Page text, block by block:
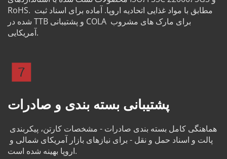
RoHS. مطابق با مواد غذایی اتحادیه اروپا. آماده برای اسناد ثبت
شده در TTB و پشتیبانی COLA برای مارک های مشروب
آمریکایی.
پشتیبانی بسته بندی و صادرات
اروپا بهینه شده است.